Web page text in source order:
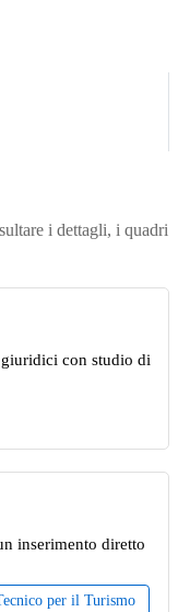
i dettagli, i quadri
con studio di
inserimento diretto
per il Turismo